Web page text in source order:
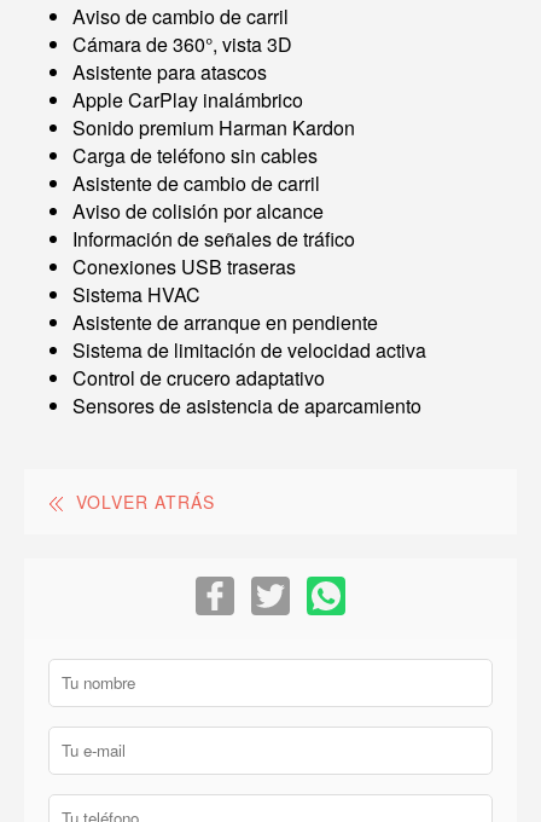
Aviso de cambio de carril
Cámara de 360°, vista 3D
Asistente para atascos
Apple CarPlay inalámbrico
Sonido premium Harman Kardon
Carga de teléfono sin cables
Asistente de cambio de carril
Aviso de colisión por alcance
Información de señales de tráfico
Conexiones USB traseras
Sistema HVAC
Asistente de arranque en pendiente
Sistema de limitación de velocidad activa
Control de crucero adaptativo
Sensores de asistencia de aparcamiento
VOLVER ATRÁS